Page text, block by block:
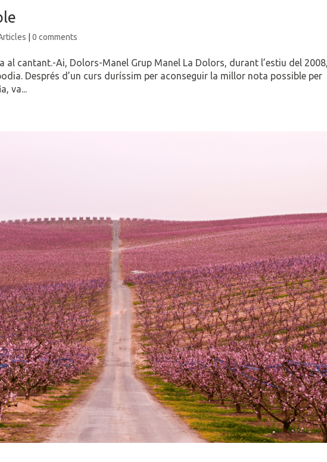
|0 comments
al cantant.-Ai, Dolors-Manel Grup Manel La Dolors, durant l’estiu del
Després d’un curs duríssim per aconseguir la millor nota possible per
va...